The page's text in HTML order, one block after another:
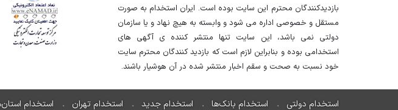
بازدیدکنندگان محترم این سایت بوده است. ایران استخدام به صورت
مستقل و خصوصی اداره می شود و وابسته به هیچ نهاد و یا سازمان
دولتی نمی باشد، این سایت تنها منتشر کننده ی آگهی های
استخدامی بوده و بنابراین لازم است که بازدید کنندگان محترم سایت
خود نسبت به صحت و سقم اخبار منتشر شده در آن هوشیار باشند.
استخدام دولتی استخدام بانک‌ها استخدام جدید استخدام تهران استخدام